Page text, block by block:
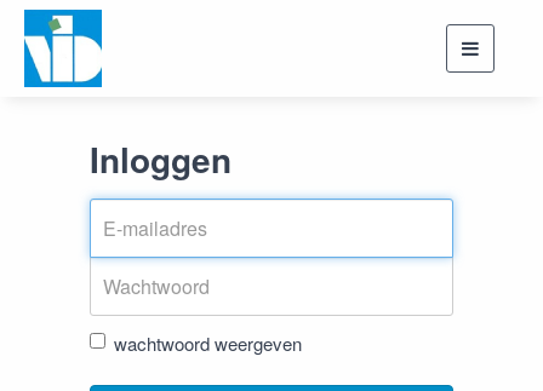
Toggle
Inloggen
wachtwoord weergeven